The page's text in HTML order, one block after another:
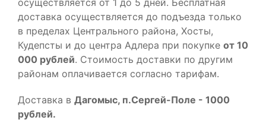
доставка осуществляется до подъезда только
в пределах Центрального района, Хосты,
Кудепсты и до центра Адлера при покупке от 10
000 рублей. Стоимость доставки по другим
районам оплачивается согласно тарифам.
Доставка в Дагомыс, п.Сергей-Поле - 1000
рублей.